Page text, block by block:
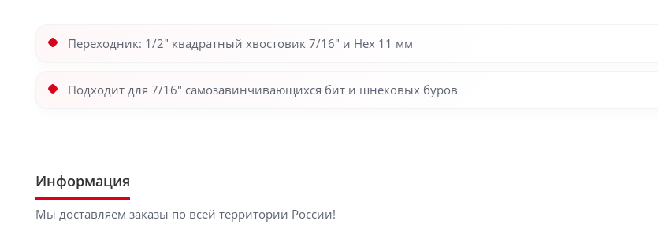
Переходник: 1/2" квадратный хвостовик 7/16" и Hex 11 мм
Подходит для 7/16" самозавинчивающихся бит и шнековых буров
Информация
Мы доставляем заказы по всей территории России!